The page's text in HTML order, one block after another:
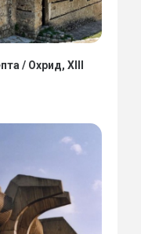
/ Охрид, XIII